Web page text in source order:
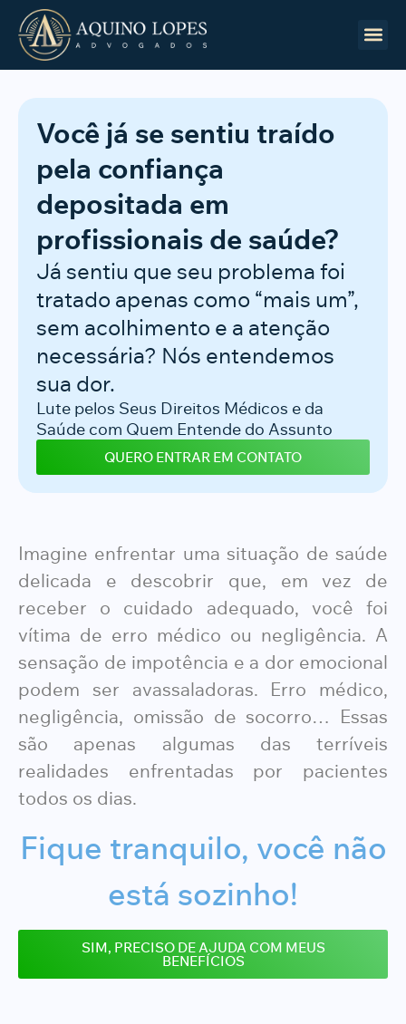
Você já se sentiu traído
pela confiança
depositada em
profissionais de saúde?
Já sentiu que seu problema foi
tratado apenas como “mais um”,
sem acolhimento e a atenção
necessária? Nós entendemos
sua dor.
Lute pelos Seus Direitos Médicos e da
Saúde com Quem Entende do Assunto
QUERO ENTRAR EM CONTATO
Imagine enfrentar uma situação de saúde
delicada e descobrir que, em vez de
receber o cuidado adequado, você foi
vítima de erro médico ou negligência. A
sensação de impotência e a dor emocional
podem ser avassaladoras. Erro médico,
negligência, omissão de socorro… Essas
são apenas algumas das terríveis
realidades enfrentadas por pacientes
todos os dias.
Fique tranquilo, você não
está sozinho!
SIM, PRECISO DE AJUDA COM MEUS
BENEFÍCIOS